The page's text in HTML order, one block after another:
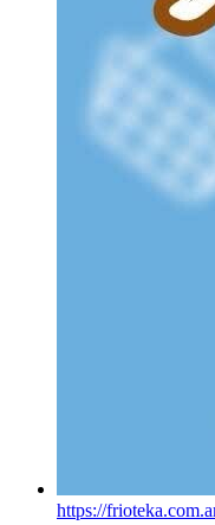
https://